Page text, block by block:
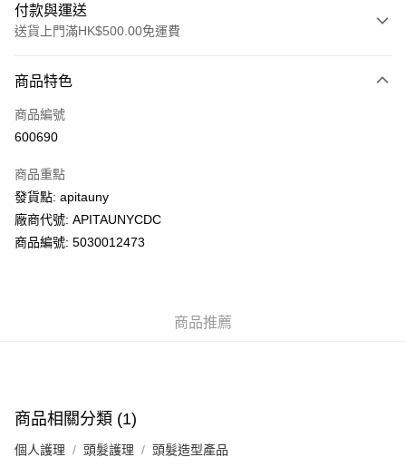
付款與運送
送貨上門滿HK$500.00免運費
信用卡
AlipayHK
WeChat Pay
送貨方式
每筆HK$50.00，滿HK$200.00或以上免運費
UNY 門市自取
商品特色
商品編號
600690
商品重點
發貨點: apitauny
廠商代號: APITAUNYCDC
商品編號: 5030012473
商品推薦
商品相關分類 (1)
個人護理 頭髮護理 頭髮造型產品